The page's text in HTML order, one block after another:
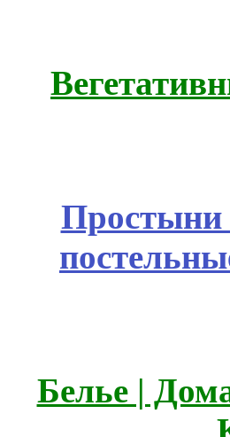
Простыни
Белье |